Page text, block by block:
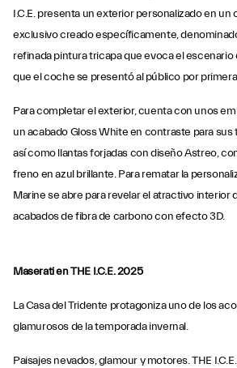
I.C.E. presenta un exterior personalizado en un
exclusivo creado específicamente,
refinada pintura tricapa que evoca el escenario
que el coche se presentó al público por
Para completar el exterior, cuenta con unos
un acabado Gloss White en contraste para sus
así como llantas forjadas con diseño Astreo,
freno en azul brillante. Para rematar la
Marine se abre para revelar el atractivo interior
acabados de fibra de carbono con efecto 3D.
Maserati en THE I.C.E. 2025
La Casa del Tridente protagoniza uno de los
glamurosos de la temporada invernal.
Paisajes nevados, glamour y motores. THE